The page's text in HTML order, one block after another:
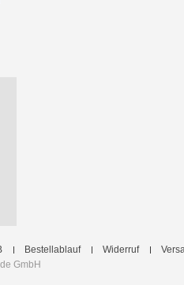
Bestellablauf Widerruf
GmbH